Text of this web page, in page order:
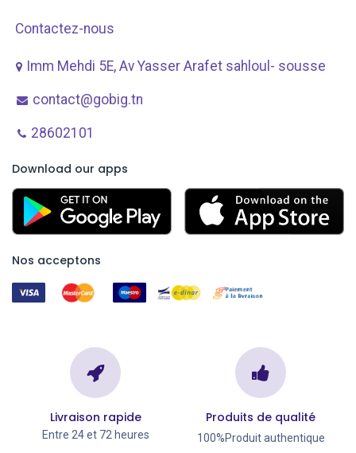
Contactez-nous
Imm Mehdi 5E, Av ​Yasser Arafet sahloul- sousse
contact@gobig.tn
28602101
Download our apps
Nos acceptons
Livraison rapide
Entre 24 et 72 heures
Produits de qualité
100%Produit authentique